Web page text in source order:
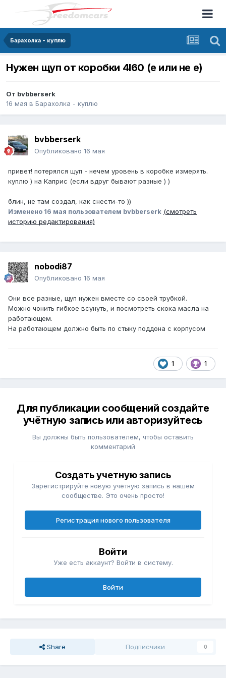
Барахолка - куплю
Нужен щуп от коробки 4l60 (e или не e)
От bvbberserk
16 мая в Барахолка - куплю
bvbberserk
Опубликовано 16 мая
привет! потерялся щуп - нечем уровень в коробке измерять.
куплю ) на Каприс (если вдруг бывают разные ) )
блин, не там создал, как снести-то ))
Изменено 16 мая пользователем bvbberserk (смотреть
историю редактирования)
nobodi87
Опубликовано 16 мая
Они все разные, щуп нужен вместе со своей трубкой.
Можно чонить гибкое всунуть, и посмотреть скока масла на
работающем.
На работающем должно быть по стыку поддона с корпусом
1 1
Для публикации сообщений создайте
учётную запись или авторизуйтесь
Вы должны быть пользователем, чтобы оставить
комментарий
Создать учетную запись
Зарегистрируйте новую учётную запись в нашем
сообществе. Это очень просто!
Регистрация нового пользователя
Войти
Уже есть аккаунт? Войти в систему.
Войти
Share Подписчики 0